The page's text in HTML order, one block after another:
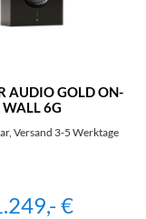
AUDIO GOLD ON-
WALL 6G
Versand 3-5 Werktage
€